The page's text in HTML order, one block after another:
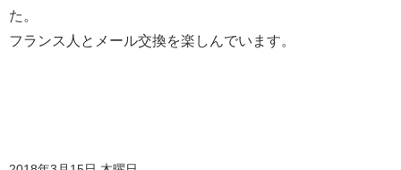
た。
フランス人とメール交換を楽しんでいます。